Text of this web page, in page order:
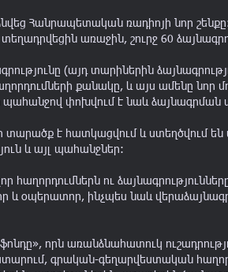
ՏԱՐԵԹԻՎ 2026
2025
2024
2023
2022
2020
2018
Հանրապետական ռադիոյի նոր
առաջին, շուրջ 60
(այդ տարիներին
քանակը, և այս ամենը
փոխվում է նաև ձայնագրման
տարածք է հատկացվում և ստեղծվում
և այլ պահանջներ:
հաղորդումներն ու
և օպերատոր, ինչպես նաև
որն առանձնահատուկ
գրական-գեղարվեստական